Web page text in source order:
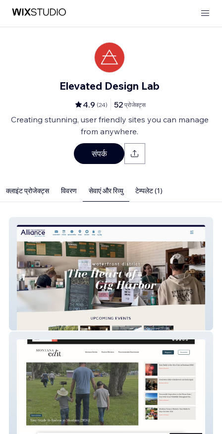
Elevated Design Lab
4.9 (24) 52 प्रोजेक्ट्स
Creating stunning, user friendly sites you can manage
from anywhere.
संपर्क
क्लाइंट प्रोजेक्ट्स विवरण सेवाएं और रिव्यु टेम्पलेट (1)
Downtown Waterfront Association